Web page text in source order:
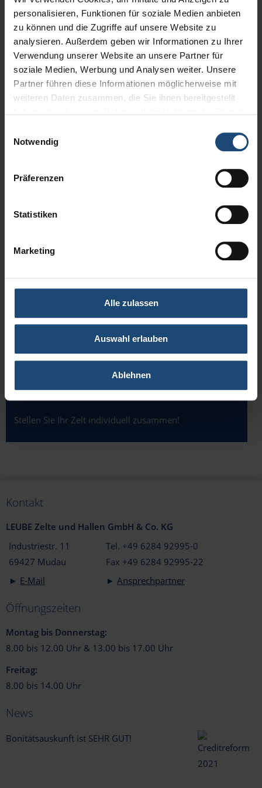
personalisieren, Funktionen für soziale Medien anbieten
zu können und die Zugriffe auf unsere Website zu
analysieren. Außerdem geben wir Informationen zu Ihrer
Verwendung unserer Website an unsere Partner für
soziale Medien, Werbung und Analysen weiter. Unsere
Partner führen diese Informationen möglicherweise mit
weiteren Daten zusammen, die Sie ihnen bereitgestellt
Notwendig
Präferenzen
Statistiken
Marketing
Alle zulassen
Auswahl erlauben
Ablehnen
anzupassen
Sie können unsere Industriezelte mieten oder kaufen, es
sind aber auch Leasing, Mietkauf und Finanzierung
möglich
Stöbern Sie in unseren attraktiven Gebrauchtangeboten:
Wir stellen Ihnen anforderungsgerecht Ihre passende
Systemhalle aus unserem „Baukastensytem" zusammen -
unsere jahrelange Erfahrung sichert Ihnen außerdem eine
KONTAKT:
►E-Mail
Tel. +49 6284 92995-10
ANGEBOTS-KONFIGURATOR
Stellen Sie Ihr Zelt individuell zusammen!
Kontakt
LEUBE Zelte und Hallen GmbH & Co. KG
Industriestr. 11
69427 Mudau
► E-Mail
Tel. +49 6284 92995-0
Fax +49 6284 92995-22
► Ansprechpartner
Öffnungszeiten
Montag bis Donnerstag:
8.00 bis 12.00 Uhr & 13.00 bis 17.00 Uhr
Freitag:
8.00 bis 14.00 Uhr
News
Bonitätsauskunft ist SEHR GUT!